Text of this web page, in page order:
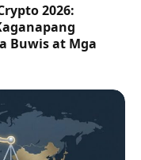
2026:
Buwis at Mga